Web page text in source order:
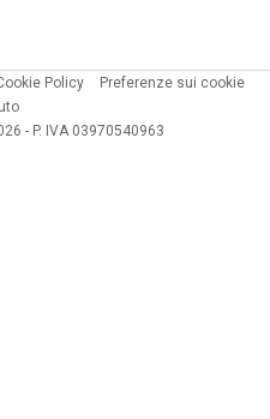
Policy
Preferenze sui cookie
- P. IVA 03970540963